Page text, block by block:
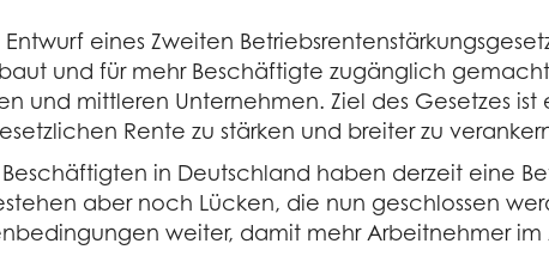
eines Zweiten
und für mehr Beschäftigte zugänglich
und mittleren Unternehmen. Ziel des Gesetzes ist
Rente zu stärken und breiter zu
in Deutschland haben derzeit eine
aber noch Lücken, die nun geschlossen
weiter, damit mehr Arbeitnehmer